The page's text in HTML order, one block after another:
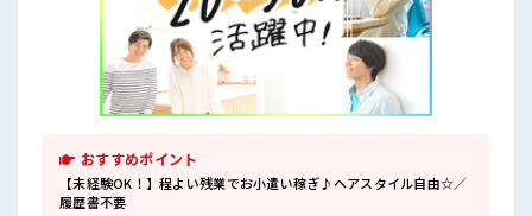
おすすめポイント
【未経験OK！】程よい残業でお小遣い稼ぎ♪ヘアスタイル自由☆／
履歴書不要